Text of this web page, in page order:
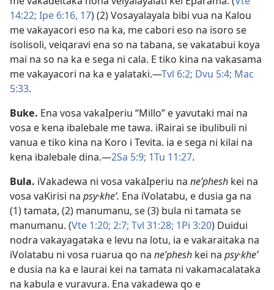
14:22; Ipe 6:16, 17) (2) Vosayalayala bibi vua na Kalou
me vakayacori eso na ka, me cabori eso na isoro se
isolisoli, veiqaravi ena so na tabana, se vakatabui koya
mai na so na ka e sega ni cala. E tiko kina na vakasama
me vakayacori na ka e yalataki.​—Tvl 6:2; Dvu 5:4; Mac
5:33.
Buke. Ena vosa vakaIperiu “Millo” e yavutaki mai na
vosa e kena ibalebale me tawa. iRairai se ibulibuli ni
vanua e tiko kina na Koro i Tevita. ia e sega ni kilai na
kena ibalebale dina.​—2Sa 5:9; 1Tu 11:27.
Bula. iVakadewa ni vosa vakaIperiu na neʹphesh kei na
vosa vaKirisi na psy·kheʹ. Ena iVolatabu, e dusia ga na
(1) tamata, (2) manumanu, se (3) bula ni tamata se
manumanu. (Vte 1:20; 2:7; Tvl 31:28; 1Pi 3:20) Duidui
nodra vakayagataka e levu na lotu, ia e vakaraitaka na
iVolatabu ni vosa ruarua qo na neʹphesh kei na psy·kheʹ
e dusia na ka e laurai kei na tamata ni vakamacalataka
na kabula e vuravura. Ena vakadewa qo e